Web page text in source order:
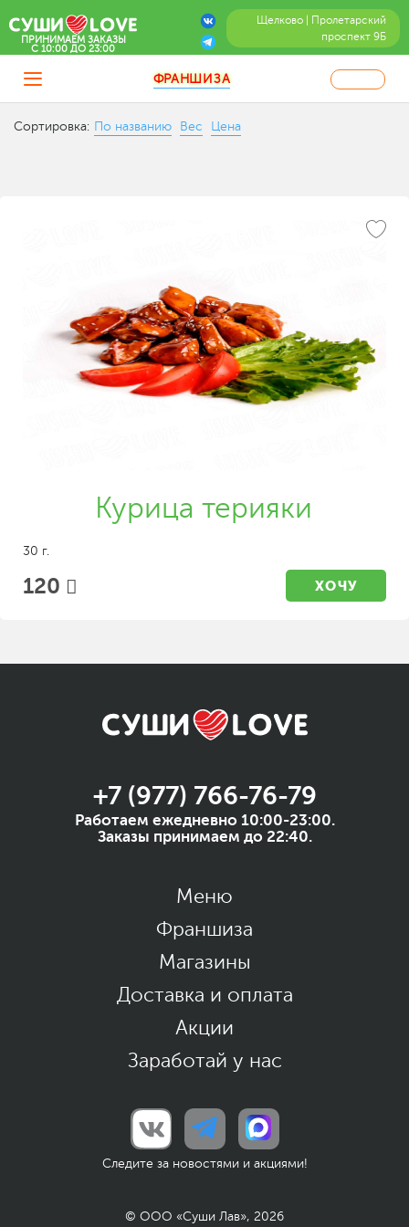
Щелково | Пролетарский
проспект 9Б
ПРИНИМАЕМ ЗАКАЗЫ
C 10:00 ДО 23:00
ФРАНШИЗА
Сортировка: По названию Вес Цена
Курица терияки
30 г.
120 ХОЧУ
+7 (977) 766-76-79
Работаем ежедневно 10:00-23:00.
Заказы принимаем до 22:40.
Меню
Франшиза
Магазины
Доставка и оплата
Акции
Заработай у нас
Следите за новостями и акциями!
© ООО «Суши Лав», 2026